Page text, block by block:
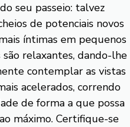
seu passeio: talvez
de potenciais novos
íntimas em pequenos
relaxantes, dando-lhe
contemplar as vistas
acelerados, correndo
de forma a que possa
máximo. Certifique-se